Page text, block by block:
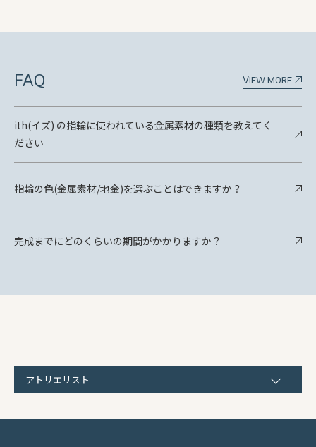
FAQ View more
ith(イズ) の指輪に使われている金属素材の種類を教えてく
ださい
指輪の色(金属素材/地金)を選ぶことはできますか？
完成までにどのくらいの期間がかかりますか？
アトリエリスト